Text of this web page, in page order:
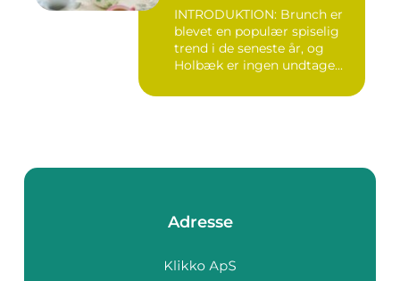
INTRODUKTION: Brunch er
blevet en populær spiselig
trend i de seneste år, og
Holbæk er ingen undtage...
Adresse